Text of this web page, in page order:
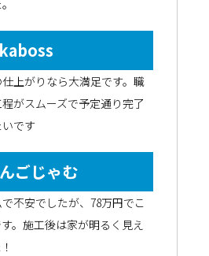
上がりなら大満足です。職
がスムーズで予定通り完了
です
ごじゃむ
不安でしたが、78万円でこ
。施工後は家が明るく見え